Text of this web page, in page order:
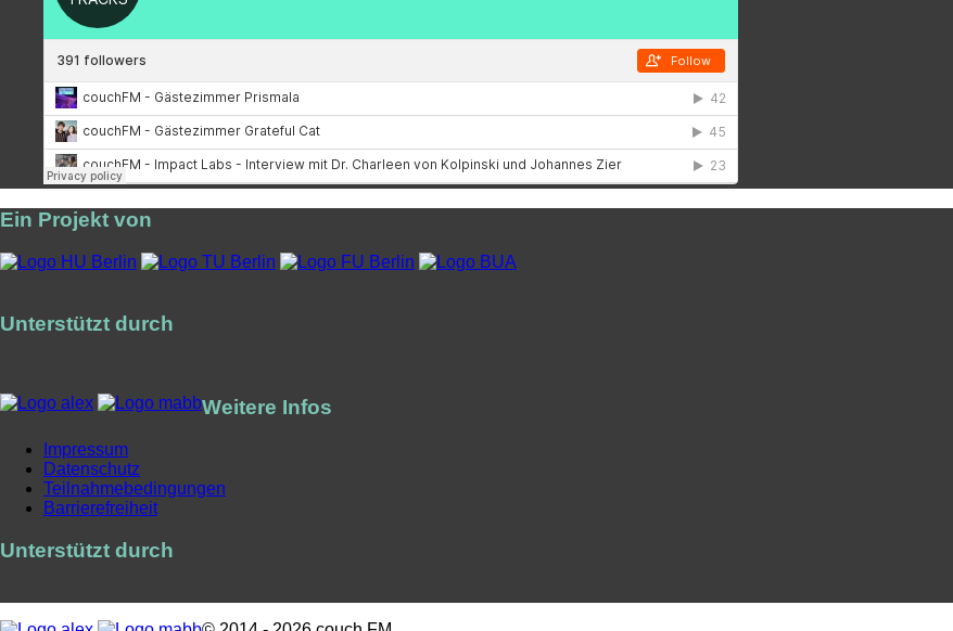
Ein Projekt von
Unterstützt durch
Weitere Infos
Impressum
Datenschutz
Teilnahmebedingungen
Barrierefreiheit
Unterstützt durch